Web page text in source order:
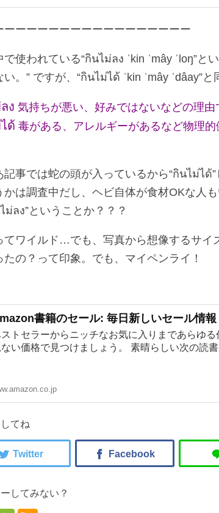
ーーーーーーーーーーーーーーーーー
で使われている“กินไม่ลง ˈkin ˈmây ˈloŋ”と
い。” ですが、“กินไม่ได้ ˈkin ˈmây ˈdâay”
ง 気持ちが悪い、好みではないなどの理由
ด้ 毒がある、アレルギーがあるなど物理
記事では蛇の頭が入っているから“กินไม่ได้
かは調査中だし、ヘビ自体が食材OKな人
ม่ลง”ということか？？？
てワイルド…でも、写真から想像するサイ
たの？って印象。でも、マイペンライ！
書籍のセール: 毎日新しいセール情報
トセラーからニッチなお気に入りまであらゆ
ない価格で見つけましょう。 素晴らしい次の読書
てね
してみない？